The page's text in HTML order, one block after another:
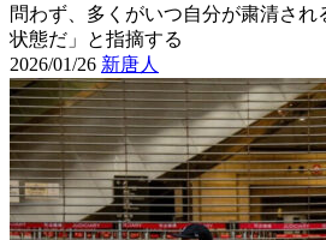
問わず、多くがいつ自分が粛清され
状態だ」と指摘する
2026/01/26 新唐人